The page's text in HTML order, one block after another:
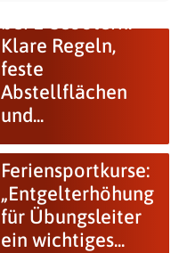
Klare Regeln,
feste
Abstellflächen
und...
Feriensportkurse:
„Entgelterhöhung
für Übungsleiter
ein wichtiges...